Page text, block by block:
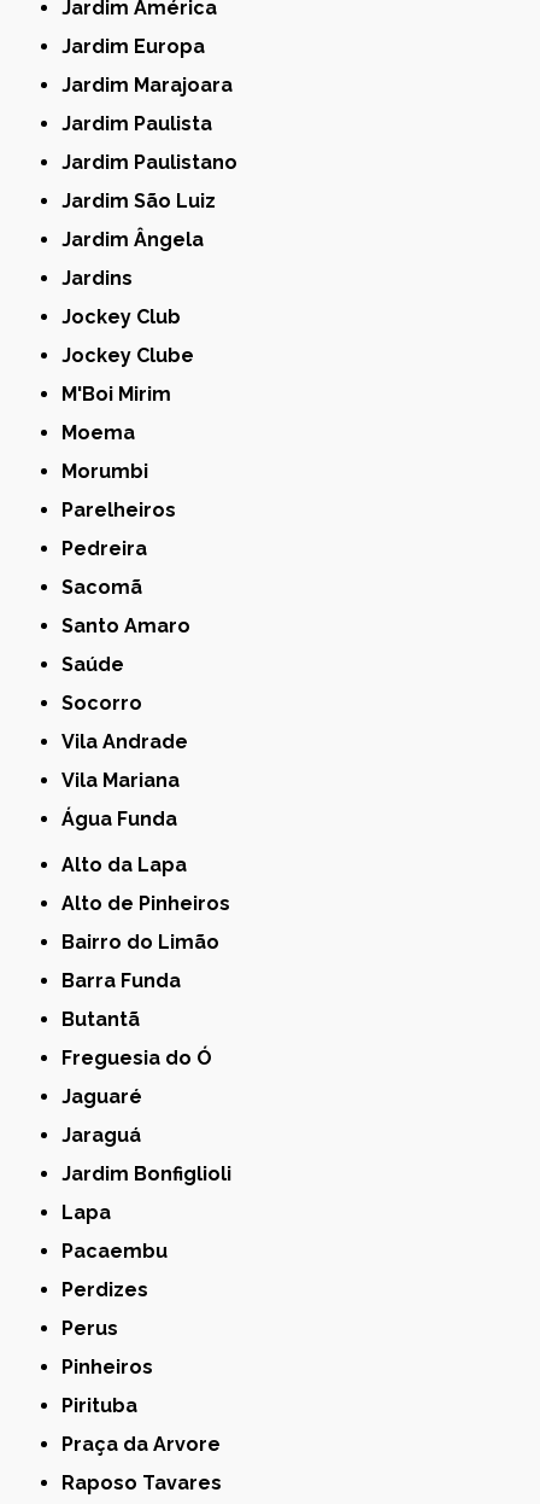
Jardim América
Jardim Europa
Jardim Marajoara
Jardim Paulista
Jardim Paulistano
Jardim São Luiz
Jardim Ângela
Jardins
Jockey Club
Jockey Clube
M'Boi Mirim
Moema
Morumbi
Parelheiros
Pedreira
Sacomã
Santo Amaro
Saúde
Socorro
Vila Andrade
Vila Mariana
Água Funda
Alto da Lapa
Alto de Pinheiros
Bairro do Limão
Barra Funda
Butantã
Freguesia do Ó
Jaguaré
Jaraguá
Jardim Bonfiglioli
Lapa
Pacaembu
Perdizes
Perus
Pinheiros
Pirituba
Praça da Arvore
Raposo Tavares